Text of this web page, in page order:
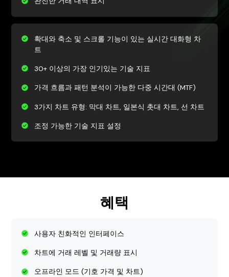
확대와 축소 및 스크롤 기능이 있는 실시간 대화형 차
트
30+ 이상의 가장 인기있는 기술 지표
가격 흐름과 패턴 분석이 가능한 다중 시간대 (MTF)
3가지 차트 유형: 막대 차트, 일본식 촛대 차트, 선 차트
조정 가능한 기술 지표 설정
혜택
사용자 친화적인 인터페이스
차트에 거래 레벨 및 거래량 표시
오프라인 모드 (기호 가격 및 차트)